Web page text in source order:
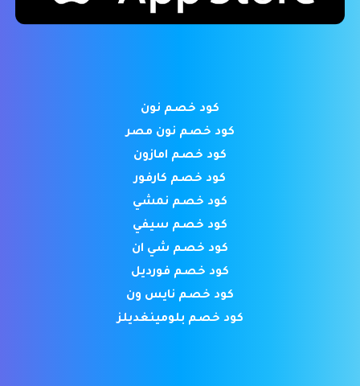
كود خصم نون
كود خصم نون مصر
كود خصم امازون
كود خصم كارفور
كود خصم نمشي
كود خصم سيفي
كود خصم شي ان
كود خصم فورديل
كود خصم نايس ون
كود خصم بلومينغديلز